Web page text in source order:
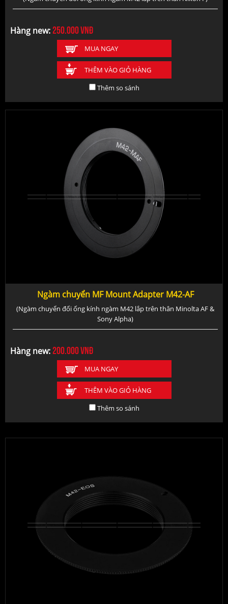
Hàng new:250.000vnđ
MUA NGAY
THÊM VÀO GIỎ HÀNG
Thêm so sánh
Ngàm chuyển MF Mount Adapter M42-AF
(Ngàm chuyển đổi ống kính ngàm M42 lắp trên thân Minolta AF &
Sony Alpha)
Hàng new:200.000vnđ
MUA NGAY
THÊM VÀO GIỎ HÀNG
Thêm so sánh